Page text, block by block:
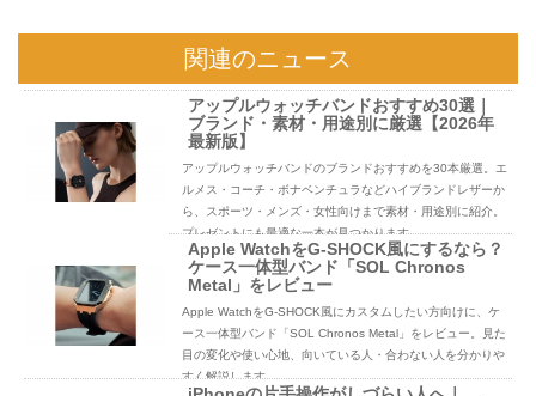
関連のニュース
アップルウォッチバンドおすすめ30選｜
ブランド・素材・用途別に厳選【2026年
最新版】
アップルウォッチバンドのブランドおすすめを30本厳選。エ
ルメス・コーチ・ボナベンチュラなどハイブランドレザーか
ら、スポーツ・メンズ・女性向けまで素材・用途別に紹介。
プレゼントにも最適な一本が見つかります。
Apple WatchをG-SHOCK風にするなら？
ケース一体型バンド「SOL Chronos
Metal」をレビュー
Apple WatchをG-SHOCK風にカスタムしたい方向けに、ケ
ース一体型バンド「SOL Chronos Metal」をレビュー。見た
目の変化や使い心地、向いている人・合わない人を分かりや
すく解説します。